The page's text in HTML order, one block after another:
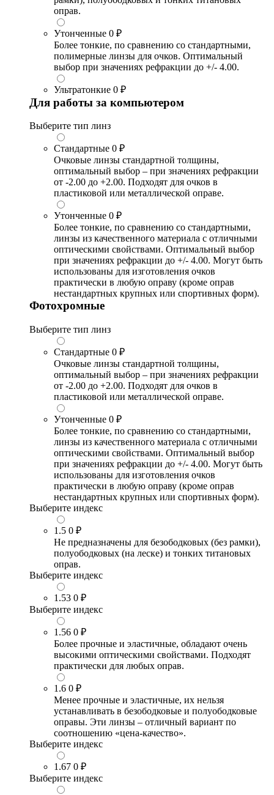
оправ.
Утонченные 0 ₽
Более тонкие, по сравнению со стандартными,
полимерные линзы для очков. Оптимальный
выбор при значениях рефракции до +/- 4.00.
Ультратонкие 0 ₽
Для работы за компьютером
Выберите тип линз
Стандартные 0 ₽
Очковые линзы стандартной толщины,
оптимальный выбор – при значениях рефракции
от -2.00 до +2.00. Подходят для очков в
пластиковой или металлической оправе.
Утонченные 0 ₽
Более тонкие, по сравнению со стандартными,
линзы из качественного материала с отличными
оптическими свойствами. Оптимальный выбор
при значениях рефракции до +/- 4.00. Могут быть
использованы для изготовления очков
практически в любую оправу (кроме оправ
нестандартных крупных или спортивных форм).
Фотохромные
Выберите тип линз
Стандартные 0 ₽
Очковые линзы стандартной толщины,
оптимальный выбор – при значениях рефракции
от -2.00 до +2.00. Подходят для очков в
пластиковой или металлической оправе.
Утонченные 0 ₽
Более тонкие, по сравнению со стандартными,
линзы из качественного материала с отличными
оптическими свойствами. Оптимальный выбор
при значениях рефракции до +/- 4.00. Могут быть
использованы для изготовления очков
практически в любую оправу (кроме оправ
нестандартных крупных или спортивных форм).
Выберите индекс
1.5 0 ₽
Не предназначены для безободковых (без рамки),
полуободковых (на леске) и тонких титановых
оправ.
Выберите индекс
1.53 0 ₽
Выберите индекс
1.56 0 ₽
Более прочные и эластичные, обладают очень
высокими оптическими свойствами. Подходят
практически для любых оправ.
1.6 0 ₽
Менее прочные и эластичные, их нельзя
устанавливать в безободковые и полуободковые
оправы. Эти линзы – отличный вариант по
соотношению «цена-качество».
Выберите индекс
1.67 0 ₽
Выберите индекс